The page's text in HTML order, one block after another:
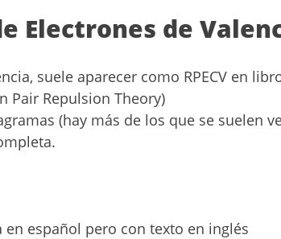
Electrones de
suele aparecer como RPECV en
Pair Repulsion Theory)
(hay más de los que se suelen
español pero con texto en inglés